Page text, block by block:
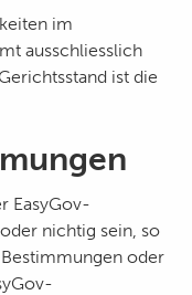
im
ausschliesslich
ist die
EasyGov-
nichtig sein, so
oder